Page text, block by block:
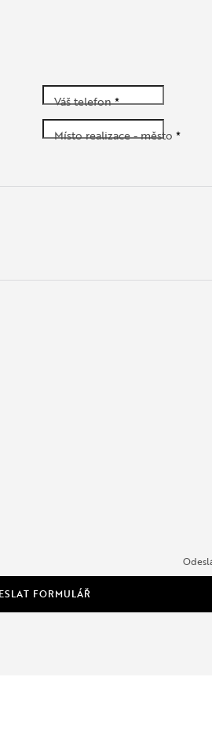
Váš telefon*
Místo realizace - město *
FORMULÁŘ